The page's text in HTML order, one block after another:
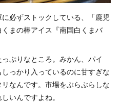
必ずストックしている、「鹿児
まの棒アイス『南国白くまバ
ぷりなところ。みかん、パイ
っかり入っているのに甘すぎな
なんです。市場をぶらぶらしな
いんですよね。